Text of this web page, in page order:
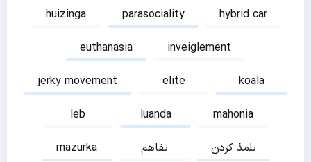
huizinga
parasociality
hybrid car
euthanasia
inveiglement
jerky movement
elite
koala
leb
luanda
mahonia
mazurka
تفاهم
تلمذ کردن